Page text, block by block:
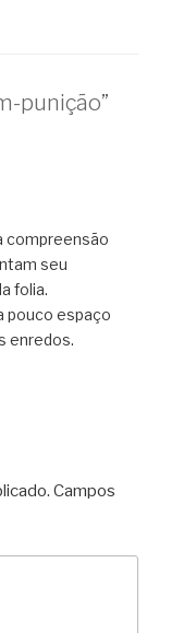
punição”
compreensão
seu
folia.
pouco espaço
enredos.
Campos